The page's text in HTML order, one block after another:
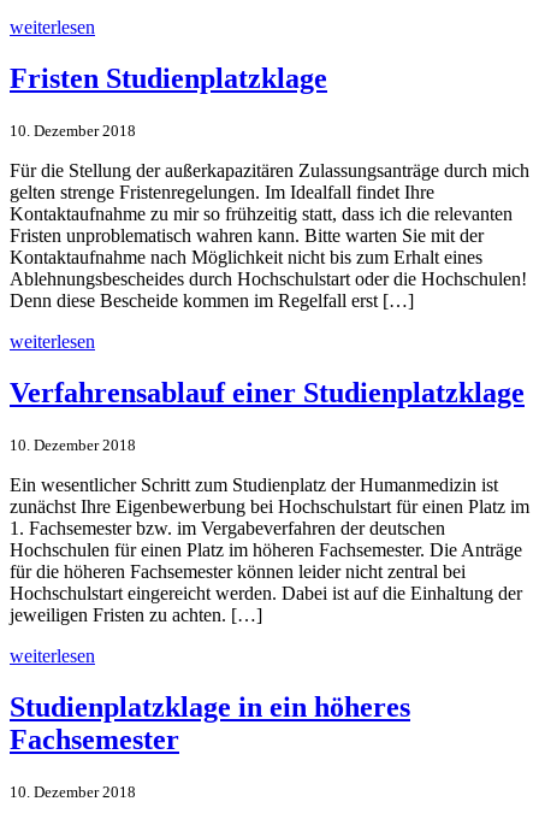
weiterlesen
Fristen Studienplatz­klage
10. Dezember 2018
Für die Stellung der außerkapazitären Zulassungsanträge durch mich
gelten strenge Fristenregelungen. Im Idealfall findet Ihre
Kontaktaufnahme zu mir so frühzeitig statt, dass ich die relevanten
Fristen unproblematisch wahren kann. Bitte warten Sie mit der
Kontaktaufnahme nach Möglichkeit nicht bis zum Erhalt eines
Ablehnungsbescheides durch Hochschulstart oder die Hochschulen!
Denn diese Bescheide kommen im Regelfall erst […]
weiterlesen
Verfahrens­ablauf einer Studienplatz­klage
10. Dezember 2018
Ein wesentlicher Schritt zum Studienplatz der Humanmedizin ist
zunächst Ihre Eigenbewerbung bei Hochschulstart für einen Platz im
1. Fachsemester bzw. im Vergabeverfahren der deutschen
Hochschulen für einen Platz im höheren Fachsemester. Die Anträge
für die höheren Fachsemester können leider nicht zentral bei
Hochschulstart eingereicht werden. Dabei ist auf die Einhaltung der
jeweiligen Fristen zu achten. […]
weiterlesen
Studienplatz­klage in ein höheres
Fachsemester
10. Dezember 2018